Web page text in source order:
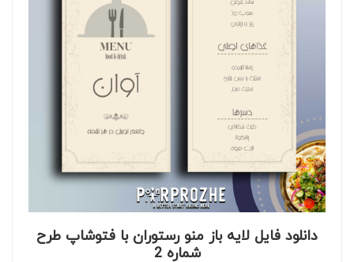
دانلود فایل لایه باز منو رستوران با فتوشاپ طرح
شماره 2